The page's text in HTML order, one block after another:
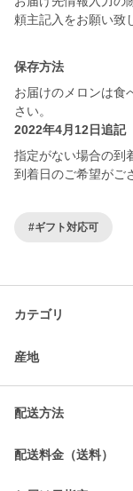
頼主記入をお願い致
保存方法
お届けのメロンは食
さい。
2022年4月12日追記
指定がない場合の到
到着日のご希望がご
#ギフト対応可
カテゴリ
産地
配送方法
配送料金（送料）